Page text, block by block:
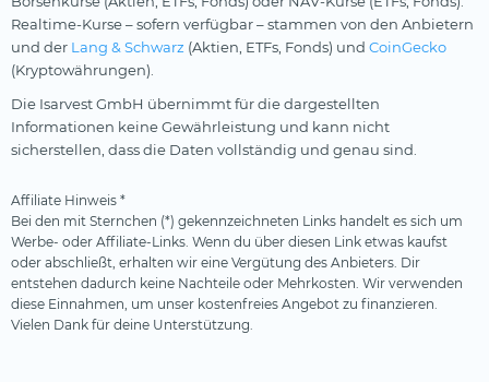
Realtime-Kurse – sofern verfügbar – stammen von den Anbietern
und der Lang & Schwarz (Aktien, ETFs, Fonds) und CoinGecko
(Kryptowährungen).
Die Isarvest GmbH übernimmt für die dargestellten
Informationen keine Gewährleistung und kann nicht
sicherstellen, dass die Daten vollständig und genau sind.
Affiliate Hinweis *
Bei den mit Sternchen (*) gekennzeichneten Links handelt es sich um
Werbe- oder Affiliate-Links. Wenn du über diesen Link etwas kaufst
oder abschließt, erhalten wir eine Vergütung des Anbieters. Dir
entstehen dadurch keine Nachteile oder Mehrkosten. Wir verwenden
diese Einnahmen, um unser kostenfreies Angebot zu finanzieren.
Vielen Dank für deine Unterstützung.